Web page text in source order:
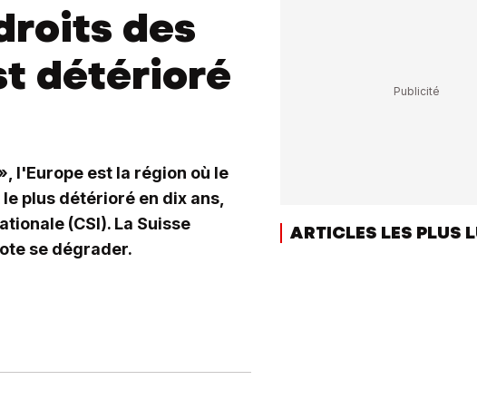
des
détérioré
l'Europe est la région où le
plus détérioré en dix ans,
(CSI). La Suisse
se dégrader.
ARTICLES LES PLUS